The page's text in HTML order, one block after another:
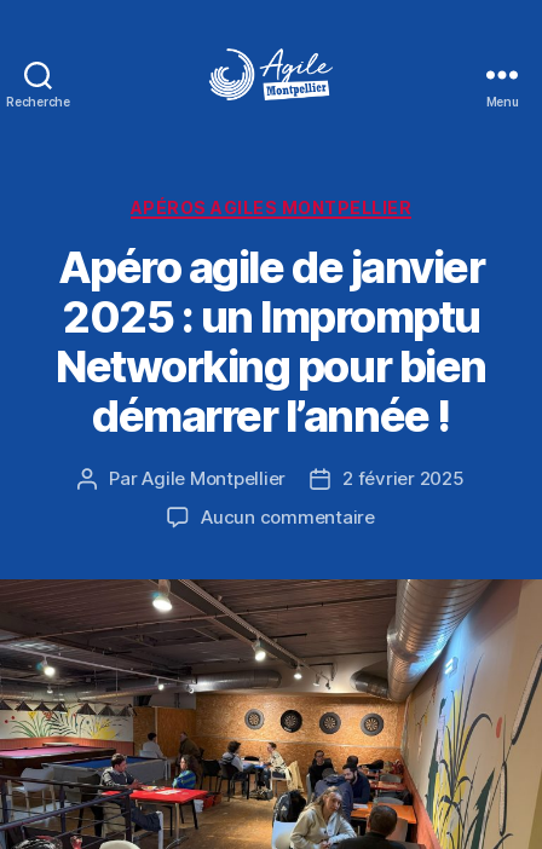
Recherche Menu
Catégories
APÉROS AGILES MONTPELLIER
Apéro agile de janvier
2025 : un Impromptu
Networking pour bien
démarrer l’année !
Auteur
ParAgile Montpellier
Date
de
2 février 2025
Aucun commentairesur
de
janvier
2025
:
un
Impromptu
Networking
pour
bien
démarrer